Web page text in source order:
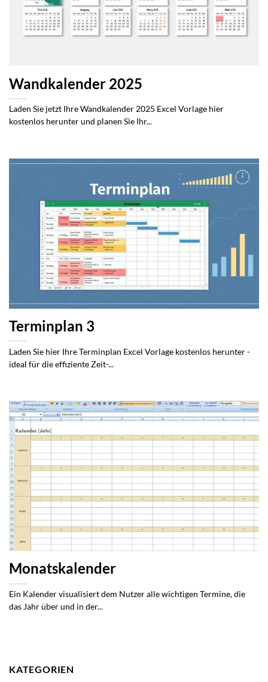
Wandkalender 2025
Laden Sie jetzt Ihre Wandkalender 2025 Excel Vorlage hier
kostenlos herunter und planen Sie Ihr...
Terminplan 3
Laden Sie hier Ihre Terminplan Excel Vorlage kostenlos herunter -
ideal für die effiziente Zeit-...
Monatskalender
Ein Kalender visualisiert dem Nutzer alle wichtigen Termine, die
das Jahr über und in der...
KATEGORIEN